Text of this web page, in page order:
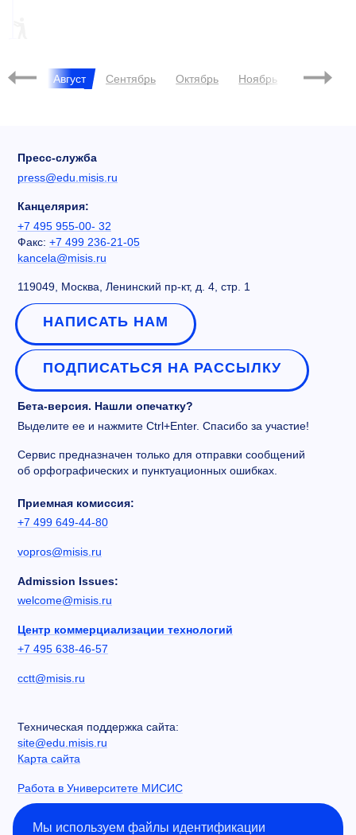
Июль Август Сентябрь Октябрь Ноябрь Декабрь
Пресс-служба
press@edu.misis.ru
Канцелярия:
+7 495 955-00- 32
Факс: +7 499 236-21-05
kancela@misis.ru
119049, Москва, Ленинский пр-кт, д. 4, стр. 1
НАПИСАТЬ НАМ
ПОДПИСАТЬСЯ НА РАССЫЛКУ
Бета-версия. Нашли опечатку?
Выделите ее и нажмите Ctrl+Enter. Спасибо за участие!
Сервис предназначен только для отправки сообщений
об орфографических и пунктуационных ошибках.
Приемная комиссия:
+7 499 649-44-80
vopros@misis.ru
Admission Issues:
welcome@misis.ru
Центр коммерциализации технологий
+7 495 638-46-57
cctt@misis.ru
Техническая поддержка сайта:
site@edu.misis.ru
Карта сайта
Работа в Университете МИСИС
Мы используем файлы идентификации